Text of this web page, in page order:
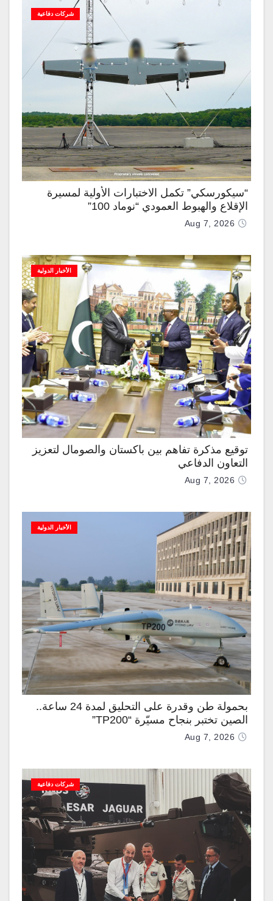
شركات دفاعية
“سيكورسكي” تكمل الاختبارات الأولية لمسيرة
الإقلاع والهبوط العمودي “نوماد 100”
Aug 7, 2026
الأخبار الدولية
توقيع مذكرة تفاهم بين باكستان والصومال لتعزيز
التعاون الدفاعي
Aug 7, 2026
الأخبار الدولية
بحمولة طن وقدرة على التحليق لمدة 24 ساعة..
الصين تختبر بنجاح مسيّرة “TP200”
Aug 7, 2026
شركات دفاعية